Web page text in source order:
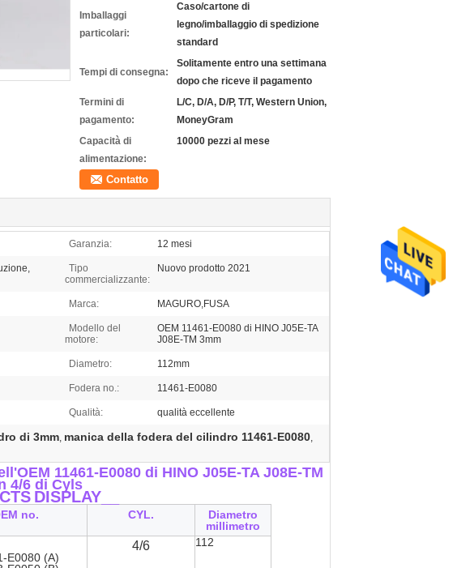
Imballaggi
particolari:
Caso/cartone di
legno/imballaggio di spedizione
standard
Tempi di consegna:
Solitamente entro una settimana
dopo che riceve il pagamento
Termini di
pagamento:
L/C, D/A, D/P, T/T, Western Union,
MoneyGram
Capacità di
alimentazione:
10000 pezzi al mese
Contatto
Garanzia: 12 mesi
Tipo
commercializzante:
Nuovo prodotto 2021
Marca: MAGURO,FUSA
Modello del
motore:
OEM 11461-E0080 di HINO J05E-TA
J08E-TM 3mm
Diametro: 112mm
Fodera no.: 11461-E0080
Qualità: qualità eccellente
di 3mm, manica della fodera del cilindro 11461-E0080,
11461-E0080 di HINO J05E-TA J08E-TM
4/6 di Cyls
DISPLAY__
no. CYL.
Diametro
millimetro
E0080 (A)
4/6 112